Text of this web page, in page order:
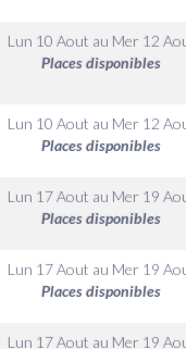
Lun 10 Aout au Mer 12
Places disponibles
Lun 10 Aout au Mer 12
Places disponibles
Lun 17 Aout au Mer 19
Places disponibles
Lun 17 Aout au Mer 19
Places disponibles
Lun 17 Aout au Mer 19